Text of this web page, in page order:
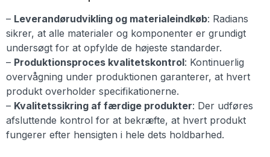
– Leverandørudvikling og materialeindkøb: Radians
sikrer, at alle materialer og komponenter er grundigt
undersøgt for at opfylde de højeste standarder.
– Produktionsproces kvalitetskontrol: Kontinuerlig
overvågning under produktionen garanterer, at hvert
produkt overholder specifikationerne.
– Kvalitetssikring af færdige produkter: Der udføres
afsluttende kontrol for at bekræfte, at hvert produkt
fungerer efter hensigten i hele dets holdbarhed.